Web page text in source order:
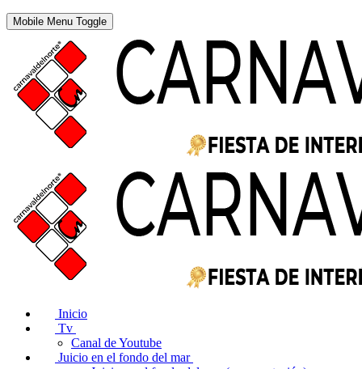
Mobile Menu Toggle
Inicio
Tv
Canal de Youtube
Juicio en el fondo del mar